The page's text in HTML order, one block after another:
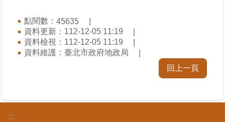
點閱數： 45635
資料更新：112-12-05 11:19
資料檢視：112-12-05 11:19
資料維護：臺北市政府地政局
回上一頁
:::